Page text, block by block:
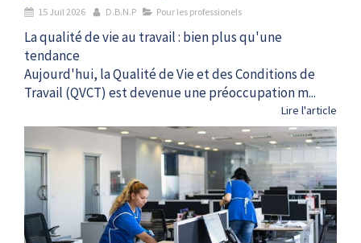
15 Juil 2026 D.B.N.P Pour les professionels
La qualité de vie au travail : bien plus qu'une
tendance
Aujourd'hui, la Qualité de Vie et des Conditions de
Travail (QVCT) est devenue une préoccupation m...
Lire l'article